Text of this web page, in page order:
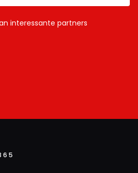
interessante partners